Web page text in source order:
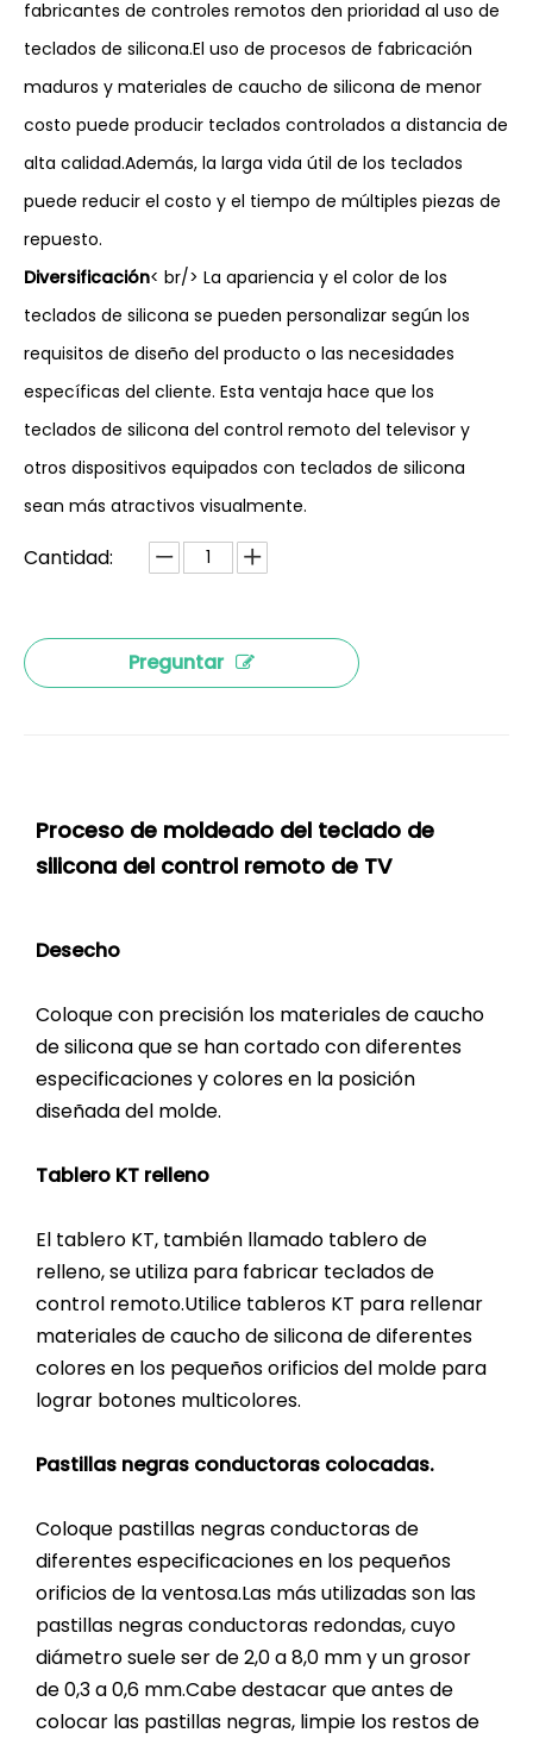
fabricantes de controles remotos den prioridad al uso de
teclados de silicona.El uso de procesos de fabricación
maduros y materiales de caucho de silicona de menor
costo puede producir teclados controlados a distancia de
alta calidad.Además, la larga vida útil de los teclados
puede reducir el costo y el tiempo de múltiples piezas de
repuesto.
Diversificación< br/> La apariencia y el color de los
teclados de silicona se pueden personalizar según los
requisitos de diseño del producto o las necesidades
específicas del cliente. Esta ventaja hace que los
teclados de silicona del control remoto del televisor y
otros dispositivos equipados con teclados de silicona
sean más atractivos visualmente.
Cantidad:
Preguntar
Proceso de moldeado del teclado de
silicona del control remoto de TV
Desecho
Coloque con precisión los materiales de caucho
de silicona que se han cortado con diferentes
especificaciones y colores en la posición
diseñada del molde.
Tablero KT relleno
El tablero KT, también llamado tablero de
relleno, se utiliza para fabricar teclados de
control remoto.Utilice tableros KT para rellenar
materiales de caucho de silicona de diferentes
colores en los pequeños orificios del molde para
lograr botones multicolores.
Pastillas negras conductoras colocadas.
Coloque pastillas negras conductoras de
diferentes especificaciones en los pequeños
orificios de la ventosa.Las más utilizadas son las
pastillas negras conductoras redondas, cuyo
diámetro suele ser de 2,0 a 8,0 mm y un grosor
de 0,3 a 0,6 mm.Cabe destacar que antes de
colocar las pastillas negras, limpie los restos de